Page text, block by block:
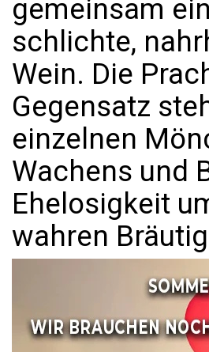
gemeinsam
schlichte,
Wein. Die
Gegensatz
einzelnen
Wachens und
Ehelosigkeit
wahren